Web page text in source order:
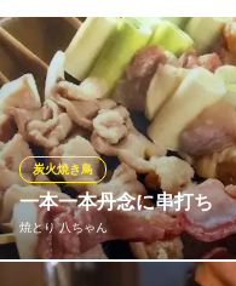
一本一本丹念に串打ち
焼とり 八ちゃん
炭火焼き鳥